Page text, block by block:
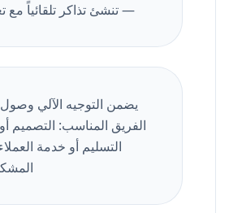
— تنشئ تذاكر تلقائياً مع
يضمن التوجيه الآلي وصول
الفريق المناسب: التصميم
التسليم أو خدمة